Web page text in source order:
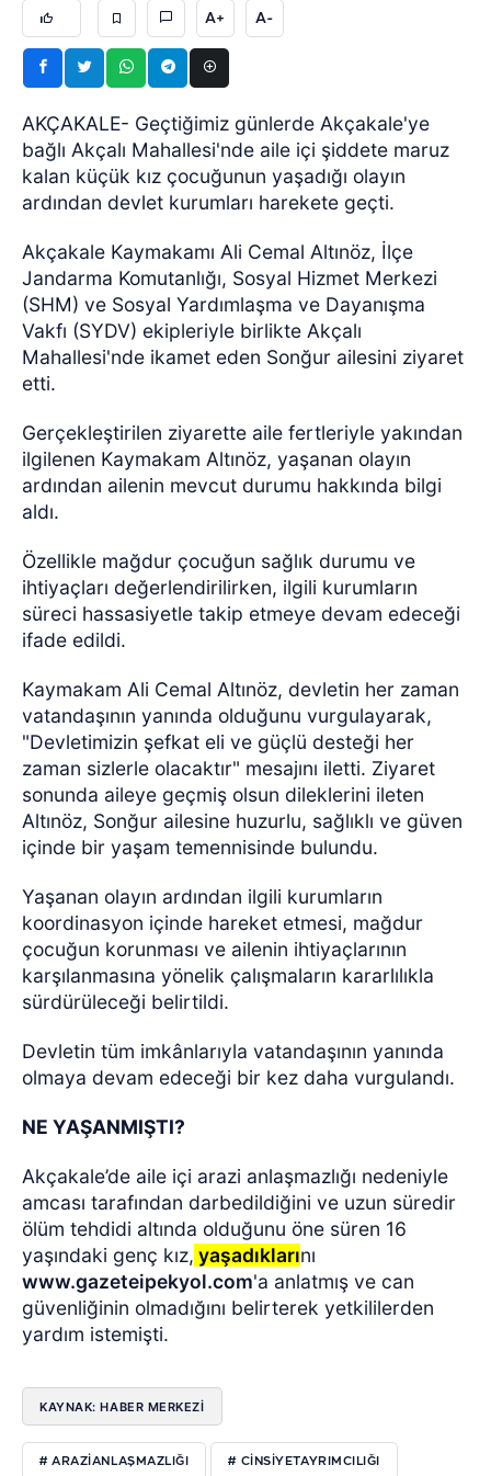
A+ A-
AKÇAKALE- Geçtiğimiz günlerde Akçakale'ye
bağlı Akçalı Mahallesi'nde aile içi şiddete maruz
kalan küçük kız çocuğunun yaşadığı olayın
ardından devlet kurumları harekete geçti.
Akçakale Kaymakamı Ali Cemal Altınöz, İlçe
Jandarma Komutanlığı, Sosyal Hizmet Merkezi
(SHM) ve Sosyal Yardımlaşma ve Dayanışma
Vakfı (SYDV) ekipleriyle birlikte Akçalı
Mahallesi'nde ikamet eden Sonğur ailesini ziyaret
etti.
Gerçekleştirilen ziyarette aile fertleriyle yakından
ilgilenen Kaymakam Altınöz, yaşanan olayın
ardından ailenin mevcut durumu hakkında bilgi
aldı.
Özellikle mağdur çocuğun sağlık durumu ve
ihtiyaçları değerlendirilirken, ilgili kurumların
süreci hassasiyetle takip etmeye devam edeceği
ifade edildi.
Kaymakam Ali Cemal Altınöz, devletin her zaman
vatandaşının yanında olduğunu vurgulayarak,
"Devletimizin şefkat eli ve güçlü desteği her
zaman sizlerle olacaktır" mesajını iletti. Ziyaret
sonunda aileye geçmiş olsun dileklerini ileten
Altınöz, Sonğur ailesine huzurlu, sağlıklı ve güven
içinde bir yaşam temennisinde bulundu.
Yaşanan olayın ardından ilgili kurumların
koordinasyon içinde hareket etmesi, mağdur
çocuğun korunması ve ailenin ihtiyaçlarının
karşılanmasına yönelik çalışmaların kararlılıkla
sürdürüleceği belirtildi.
Devletin tüm imkânlarıyla vatandaşının yanında
olmaya devam edeceği bir kez daha vurgulandı.
NE YAŞANMIŞTI?
Akçakale’de aile içi arazi anlaşmazlığı nedeniyle
amcası tarafından darbedildiğini ve uzun süredir
ölüm tehdidi altında olduğunu öne süren 16
yaşındaki genç kız, yaşadıklarını
www.gazeteipekyol.com'a anlatmış ve can
güvenliğinin olmadığını belirterek yetkililerden
yardım istemişti.
KAYNAK: HABER MERKEZI
# ARAZIANLAŞMAZLIĞI # CINSIYETAYRIMCILIĞI